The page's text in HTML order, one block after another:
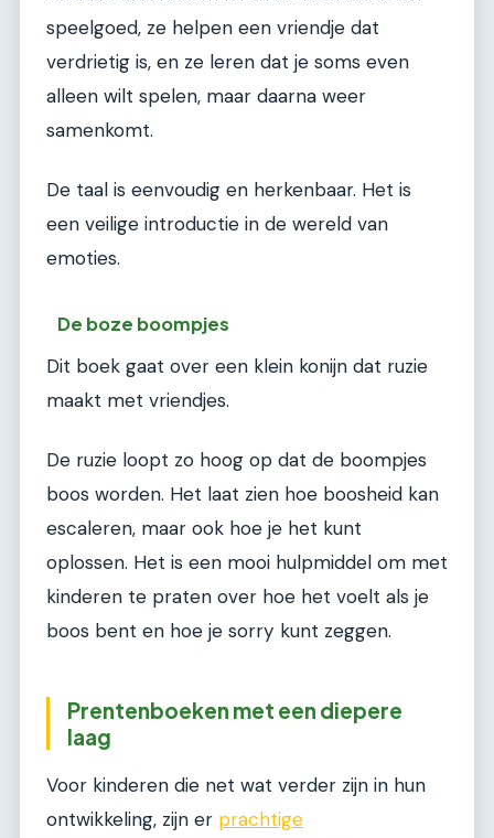
speelgoed, ze helpen een vriendje dat
verdrietig is, en ze leren dat je soms even
alleen wilt spelen, maar daarna weer
samenkomt.
De taal is eenvoudig en herkenbaar. Het is
een veilige introductie in de wereld van
emoties.
De boze boompjes
Dit boek gaat over een klein konijn dat ruzie
maakt met vriendjes.
De ruzie loopt zo hoog op dat de boompjes
boos worden. Het laat zien hoe boosheid kan
escaleren, maar ook hoe je het kunt
oplossen. Het is een mooi hulpmiddel om met
kinderen te praten over hoe het voelt als je
boos bent en hoe je sorry kunt zeggen.
Prentenboeken met een diepere
laag
Voor kinderen die net wat verder zijn in hun
ontwikkeling, zijn er prachtige